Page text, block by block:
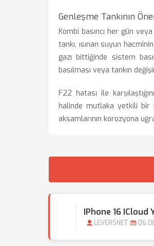
Genleşme Tankının
Kombi basıncı her gün
tankı, ısınan suyun
gazı bittiğinde sistem
basılması veya tankın
F22 hatası ile
halinde mutlaka yetkili bir
aksamlarının korozyona
IPhone 16 ICloud
LEVERSNET